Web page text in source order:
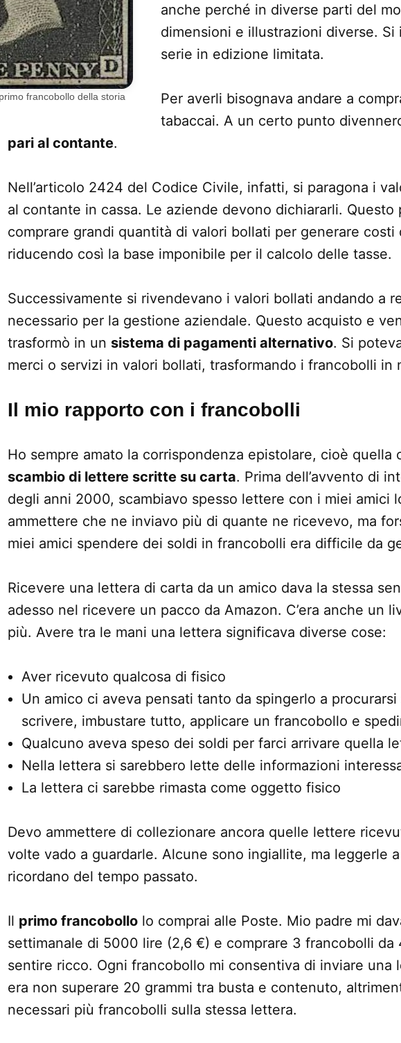
francobollo della storia
anche perché in diverse parti del
dimensioni e illustrazioni diverse. Si
serie in edizione limitata.
Per averli bisognava andare a
tabaccai. A un certo punto
pari al contante.
Nell’articolo 2424 del Codice Civile, infatti, si paragona i
al contante in cassa. Le aziende devono dichiararli. Questo
comprare grandi quantità di valori bollati per generare costi
riducendo così la base imponibile per il calcolo delle tasse.
Successivamente si rivendevano i valori bollati andando a
necessario per la gestione aziendale. Questo acquisto e
trasformò in un sistema di pagamenti alternativo. Si
merci o servizi in valori bollati, trasformando i francobolli in
Il mio rapporto con i francobolli
Ho sempre amato la corrispondenza epistolare, cioè quella
scambio di lettere scritte su carta. Prima dell’avvento di
degli anni 2000, scambiavo spesso lettere con i miei amici
ammettere che ne inviavo più di quante ne ricevevo, ma
miei amici spendere dei soldi in francobolli era difficile da
Ricevere una lettera di carta da un amico dava la stessa
adesso nel ricevere un pacco da Amazon. C’era anche un
più. Avere tra le mani una lettera significava diverse cose:
Aver ricevuto qualcosa di fisico
Un amico ci aveva pensati tanto da spingerlo a
scrivere, imbustare tutto, applicare un francobollo e
Qualcuno aveva speso dei soldi per farci arrivare quella
Nella lettera si sarebbero lette delle informazioni
La lettera ci sarebbe rimasta come oggetto fisico
Devo ammettere di collezionare ancora quelle lettere
volte vado a guardarle. Alcune sono ingiallite, ma leggerle
ricordano del tempo passato.
Il primo francobollo lo comprai alle Poste. Mio padre mi
settimanale di 5000 lire (2,6 €) e comprare 3 francobolli da
sentire ricco. Ogni francobollo mi consentiva di inviare una
era non superare 20 grammi tra busta e contenuto,
necessari più francobolli sulla stessa lettera.